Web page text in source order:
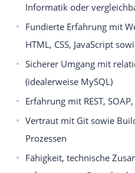
Informatik oder
Fundierte Erfahrung mit
HTML, CSS, JavaScript
Sicherer Umgang mit
(idealerweise MySQL)
Erfahrung mit REST,
Vertraut mit Git sowie
Prozessen
Fähigkeit, technische